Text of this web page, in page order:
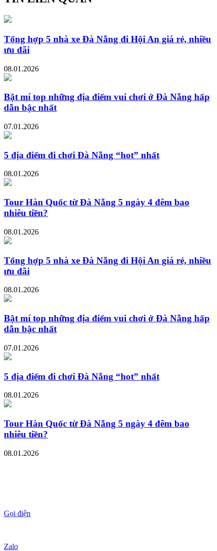
Tổng hợp 5 nhà xe Đà Nẵng đi Hội An giá rẻ, nhiều
ưu đãi
08.01.2026
Bật mí top những địa điểm vui chơi ở Đà Nẵng hấp
dẫn bậc nhất
07.01.2026
5 địa điểm đi chơi Đà Nẵng “hot” nhất
08.01.2026
Tour Hàn Quốc từ Đà Nẵng 5 ngày 4 đêm bao
nhiêu tiền?
08.01.2026
Tổng hợp 5 nhà xe Đà Nẵng đi Hội An giá rẻ, nhiều
ưu đãi
08.01.2026
Bật mí top những địa điểm vui chơi ở Đà Nẵng hấp
dẫn bậc nhất
07.01.2026
5 địa điểm đi chơi Đà Nẵng “hot” nhất
08.01.2026
Tour Hàn Quốc từ Đà Nẵng 5 ngày 4 đêm bao
nhiêu tiền?
08.01.2026
Gọi điện
Zalo